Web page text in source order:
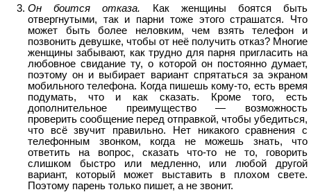
Он боится отказа. Как женщины боятся быть
отвергнутыми, так и парни тоже этого страшатся. Что
может быть более неловким, чем взять телефон и
позвонить девушке, чтобы от неё получить отказ? Многие
женщины забывают, как трудно для парня пригласить на
любовное свидание ту, о которой он постоянно думает,
поэтому он и выбирает вариант спрятаться за экраном
мобильного телефона. Когда пишешь кому-то, есть время
подумать, что и как сказать. Кроме того, есть
дополнительное преимущество — возможность
проверить сообщение перед отправкой, чтобы убедиться,
что всё звучит правильно. Нет никакого сравнения с
телефонным звонком, когда не можешь знать, что
ответить на вопрос, сказать что-то не то, говорить
слишком быстро или медленно, или любой другой
вариант, который может выставить в плохом свете.
Поэтому парень только пишет, а не звонит.